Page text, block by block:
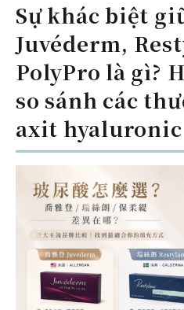
Sự khác biệt
Juvéderm,
PolyPro là gì?
so sánh các
axit hyaluronic